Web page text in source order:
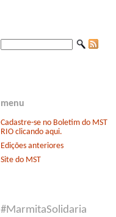
menu
Cadastre-se no Boletim do MST
RIO clicando aqui.
Edições anteriores
Site do MST
#MarmitaSolidaria